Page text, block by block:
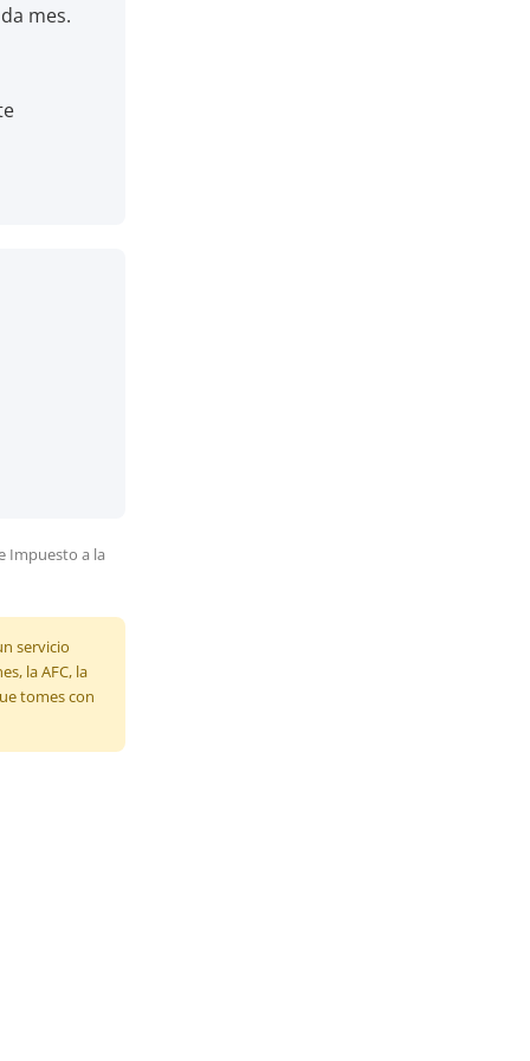
mes.
Impuesto a la
servicio
la AFC, la
tomes con